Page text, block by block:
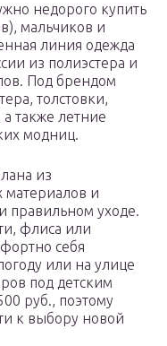
недорого купить
мальчиков и
линия одежда
из полиэстера и
Под брендом
толстовки,
также летние
модниц.
из
материалов и
правильном уходе.
флиса или
себя
или на улице
под детским
руб., поэтому
к выбору новой